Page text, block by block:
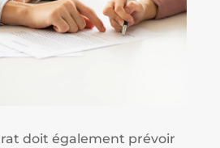
doit également prévoir